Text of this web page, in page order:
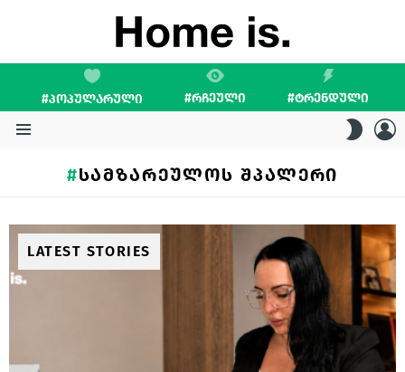
#ᲞᲝᲞᲣᲚᲐᲠᲣᲚᲘ #ᲠᲩᲔᲣᲚᲘ #ᲢᲠᲔᲜᲓᲣᲚᲘ
SKIN
ᲡᲐᲛᲖᲐᲠᲔᲣᲚᲝᲡ ᲨᲞᲐᲚᲔᲠᲘ
LATEST STORIES